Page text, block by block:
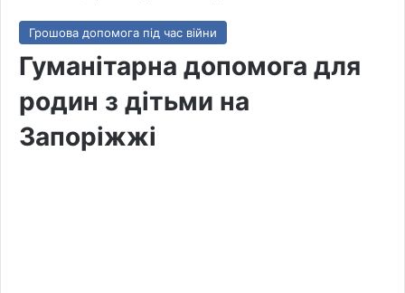
Грошова допомога під час війни
Гуманітарна допомога для
родин з дітьми на
Запоріжжі